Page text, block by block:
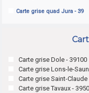
Carte grise quad Jura - 39
Carte grise Dole - 39100
Carte grise Lons-le-
Carte grise Saint-Claude
Carte grise Tavaux -